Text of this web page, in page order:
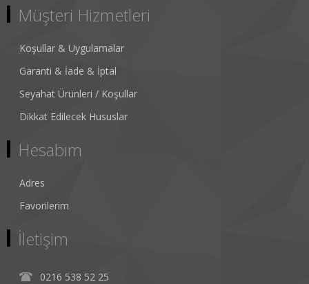
Müşteri Hizmetleri
Koşullar & Uygulamalar
Garanti & İade & İptal
Seyahat Ürünleri / Koşullar
Dikkat Edilecek Hususlar
Hesabım
Adres
Favorilerim
İletişim
0216 538 52 25